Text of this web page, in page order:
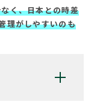
く、日本との時差
理がしやすいのも